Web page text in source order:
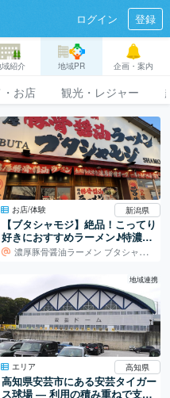
ログイン 登録
紹介 地域PR 企画・案内
お店 観光・レジャー
お店/体験 新潟県
【ブタシャモジ】絶品！こってり
好きにおすすめラーメン♪特濃
「豚ソバ」
濃厚豚骨醤油ラーメン ブタシャモジ本店
地域連携
エリア 高知県
高知県安芸市にある安芸タイガー
ス球場 ― 利用の積み重ねで支え